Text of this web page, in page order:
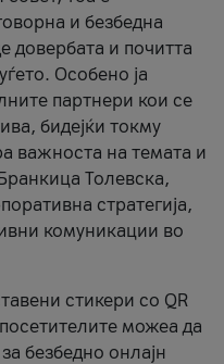
и безбедна
довербата и почитта
Особено ја
партнери кои се
бидејќи токму
важноста на темата и
Толевска,
стратегија,
комуникации во
стикери со QR
можеа да
безбедно онлајн